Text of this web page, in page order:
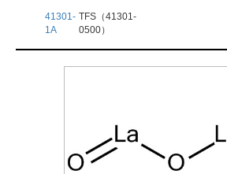
41301-
1A
TFS（41301-
0500）